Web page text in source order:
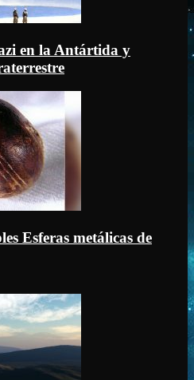
en la Antártida y
Esferas metálicas de